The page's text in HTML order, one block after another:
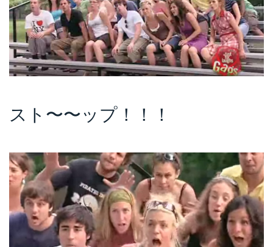
スト〜〜ップ！！！